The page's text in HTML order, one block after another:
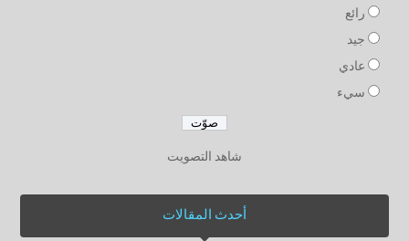
رائع
جيد
عادي
سيء
شاهد التصويت
أحدث المقالات